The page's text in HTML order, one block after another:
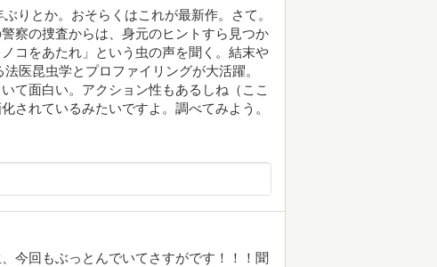
りとか。おそらくはこれが最新作。さて。
察の捜査からは、身元のヒントすら見つか
コをあたれ」という虫の声を聞く。結末や
医昆虫学とプロファイリングが大活躍。
て面白い。アクション性もあるしね（ここ
されているみたいですよ。調べてみよう。
今回もぶっとんでいてさすがです！！！聞